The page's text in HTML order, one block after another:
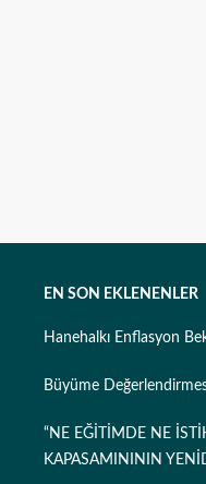
EN SON EKLENENLER
Hanehalkı Enflasyon
Büyüme
“NE EĞİTİMDE NE
KAPASAMINININ